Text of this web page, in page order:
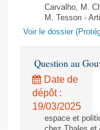
Carvalho, M.
M. Tesson -
Voir le dossier
Question au
Date de
dépôt :
19/03/2025
espace et